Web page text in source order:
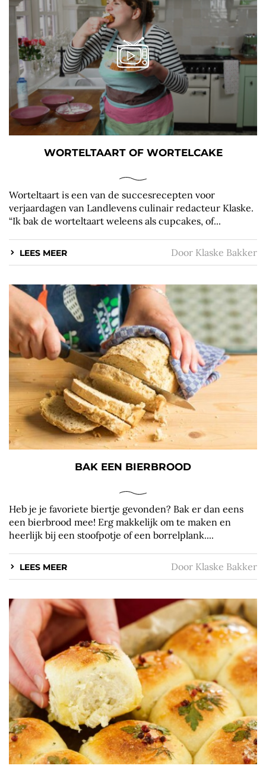
WORTELTAART OF WORTELCAKE
Worteltaart is een van de succesrecepten voor
verjaardagen van Landlevens culinair redacteur Klaske.
“Ik bak de worteltaart weleens als cupcakes, of...
LEES MEER Door Klaske Bakker
BAK EEN BIERBROOD
Heb je je favoriete biertje gevonden? Bak er dan eens
een bierbrood mee! Erg makkelijk om te maken en
heerlijk bij een stoofpotje of een borrelplank....
LEES MEER Door Klaske Bakker